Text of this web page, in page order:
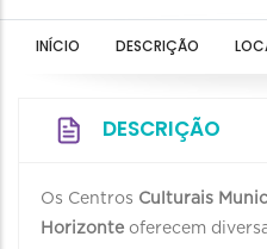
INÍCIO DESCRIÇÃO
DESCRIÇÃO
Os Centros Culturais
Horizonte oferecem